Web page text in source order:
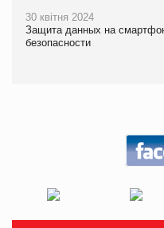
30 квітня 2024
Защита данных на
безопасности